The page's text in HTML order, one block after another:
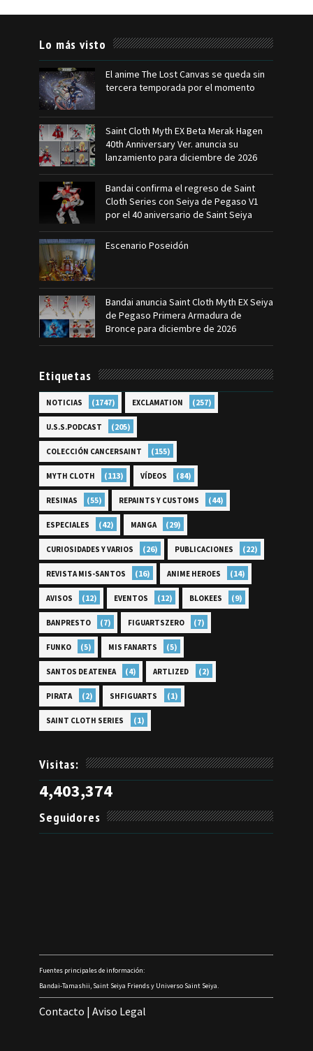
Lo más visto
El anime The Lost Canvas se queda sin
tercera temporada por el momento
Saint Cloth Myth EX Beta Merak Hagen
40th Anniversary Ver. anuncia su
lanzamiento para diciembre de 2026
Bandai confirma el regreso de Saint
Cloth Series con Seiya de Pegaso V1
por el 40 aniversario de Saint Seiya
Escenario Poseidón
Bandai anuncia Saint Cloth Myth EX Seiya
de Pegaso Primera Armadura de
Bronce para diciembre de 2026
Etiquetas
NOTICIAS (1747) EXCLAMATION (257)
U.S.S.PODCAST (205)
COLECCIÓN CANCERSAINT (155)
MYTH CLOTH (113) VÍDEOS (84)
RESINAS (55) REPAINTS Y CUSTOMS (44)
ESPECIALES (42) MANGA (29)
CURIOSIDADES Y VARIOS (26) PUBLICACIONES (22)
REVISTA MIS-SANTOS (16) ANIME HEROES (14)
AVISOS (12) EVENTOS (12) BLOKEES (9)
BANPRESTO (7) FIGUARTSZERO (7)
FUNKO (5) MIS FANARTS (5)
SANTOS DE ATENEA (4) ARTLIZED (2)
PIRATA (2) SHFIGUARTS (1)
SAINT CLOTH SERIES (1)
Visitas:
4,403,374
Seguidores
Fuentes principales de información:
Bandai-Tamashii, Saint Seiya Friends y Universo Saint Seiya.
Contacto |Aviso Legal